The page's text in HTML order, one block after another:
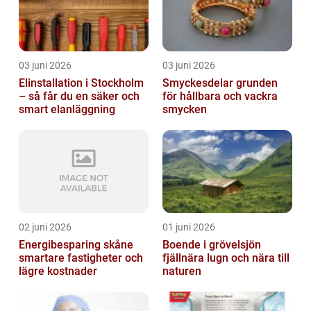
03 juni 2026
Elinstallation i Stockholm
– så får du en säker och
smart elanläggning
03 juni 2026
Smyckesdelar grunden
för hållbara och vackra
smycken
02 juni 2026
Energibesparing skåne
smartare fastigheter och
lägre kostnader
01 juni 2026
Boende i grövelsjön
fjällnära lugn och nära till
naturen